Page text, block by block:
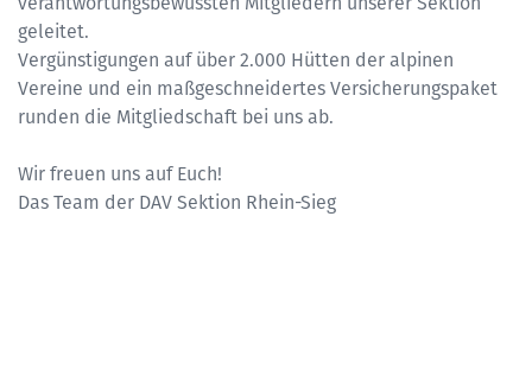
geleitet.
Vergünstigungen auf über 2.000 Hütten der alpinen
Vereine und ein maßgeschneidertes Versicherungspaket
runden die Mitgliedschaft bei uns ab.
Wir freuen uns auf Euch!
Das Team der DAV Sektion Rhein-Sieg